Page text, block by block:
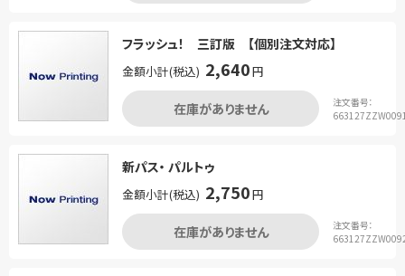
フラッシュ！ 三訂版 【個別注文対応】
金額小計(税込) 2,640円
在庫がありません
注文番号：
新パス・ パルトゥ
金額小計(税込) 2,750円
在庫がありません
注文番号：